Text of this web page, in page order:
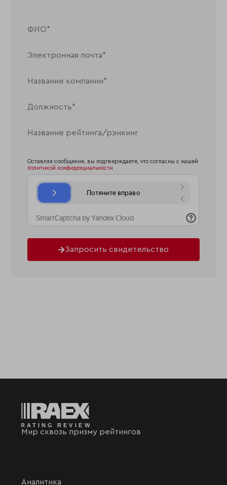
Оставляя сообщение, вы подтверждаете, что согласны с нашей
политикой конфиденциальности
Запросить свидетельство
Мир сквозь призму рейтингов
Аналитика